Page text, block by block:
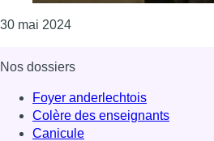
30 mai 2024Consulter l'article "Les
Nos dossiers
Foyer anderlechtois
Colère des enseignants
Canicule